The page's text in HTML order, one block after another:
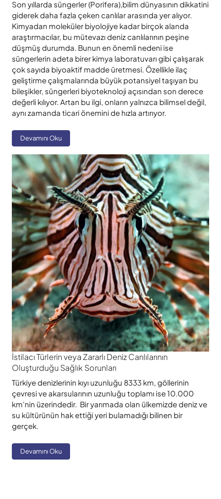
Son yıllarda süngerler (Porifera),bilim dünyasının dikkatini
giderek daha fazla çeken canlılar arasında yer alıyor.
Kimyadan moleküler biyolojiye kadar birçok alanda
araştırmacılar, bu mütevazı deniz canlılarının peşine
düşmüş durumda. Bunun en önemli nedeni ise
süngerlerin adeta birer kimya laboratuvarı gibi çalışarak
çok sayıda biyoaktif madde üretmesi. Özellikle ilaç
geliştirme çalışmalarında büyük potansiyel taşıyan bu
bileşikler, süngerleri biyoteknoloji açısından son derece
değerli kılıyor. Artan bu ilgi, onların yalnızca bilimsel değil,
aynı zamanda ticari önemini de hızla artırıyor.
Devamını Oku
İstilacı Türlerin veya Zararlı Deniz Canlılarının
Oluşturduğu Sağlık Sorunları
Türkiye denizlerinin kıyı uzunluğu 8333 km, göllerinin
çevresi ve akarsularının uzunluğu toplamı ise 10.000
km’nin üzerindedir. Bir yarımada olan ülkemizde deniz ve
su kültürünün hak ettiği yeri bulamadığı bilinen bir
gerçek.
Devamını Oku